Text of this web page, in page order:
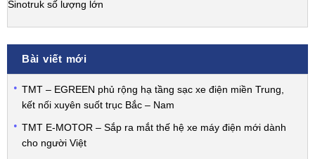
Sinotruk số lượng lớn
Bài viết mới
TMT – EGREEN phủ rộng hạ tầng sạc xe điện miền Trung,
kết nối xuyên suốt trục Bắc – Nam
TMT E-MOTOR – Sắp ra mắt thế hệ xe máy điện mới dành
cho người Việt